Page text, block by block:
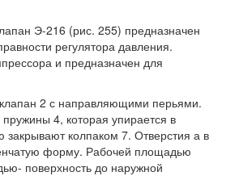
Э-216 (рис. 255) предназначен
регулятора давления.
и предназначен для
2 с направляющими перьями.
4, которая упирается в
колпаком 7. Отверстия а в
форму. Рабочей площадью
поверхность до наружной